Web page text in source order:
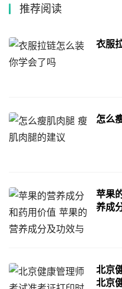
推荐阅读
衣服
怎么
苹果
养成
北京
北京